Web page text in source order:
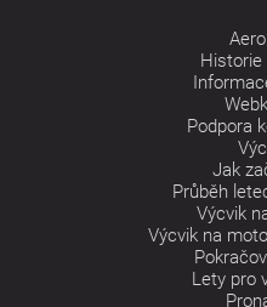
Historie
Podpora
Jak
Průběh
Výcvik
Výcvik na
Lety pro